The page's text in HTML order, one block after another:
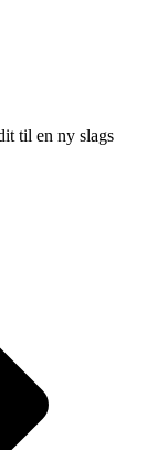
til en ny slags